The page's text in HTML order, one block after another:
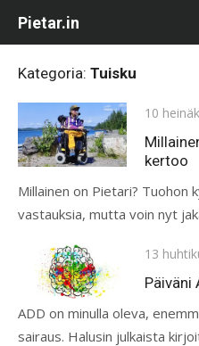
Pietar.in
Kategoria: Tuisku
Posted
on
10
kertoo
Millainen on Pietari? Tuohon
vastauksia, mutta voin nyt
Posted
on
13
Päiväni
ADD on minulla oleva,
sairaus. Halusin julkaista